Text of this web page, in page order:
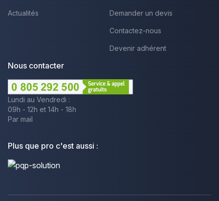
Actualités Demander un devis
Contactez-nous
Devenir adhérent
Nous contacter
Lundi au Vendredi :
09h - 12h et 14h - 18h
Par mail
Plus que pro c'est aussi :